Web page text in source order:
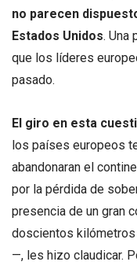
no parecen
Estados Unidos. Una
que los líderes
pasado.
El giro en esta
los países europeos
abandonaran el
por la pérdida de
presencia de un gran
doscientos
—, les hizo claudicar.